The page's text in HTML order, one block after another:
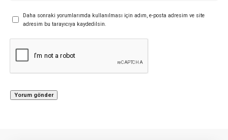
Daha sonraki yorumlarımda kullanılması için adım, e-posta adresim ve site
adresim bu tarayıcıya kaydedilsin.